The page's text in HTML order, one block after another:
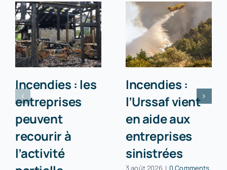
Incendies : les
entreprises
peuvent
recourir à
l’activité
Incendies :
l’Urssaf vient
en aide aux
entreprises
sinistrées
3 août 2026 | 0 Comments